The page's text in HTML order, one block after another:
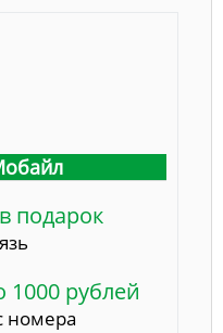
подарок
1000 рублей
номера